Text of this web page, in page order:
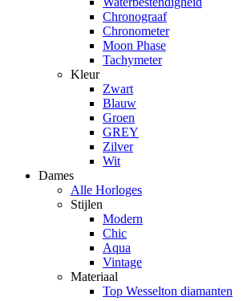
Chronograaf
Chronometer
Moon Phase
Tachymeter
Kleur
Zwart
Blauw
Groen
GREY
Zilver
Wit
Dames
Alle Horloges
Stijlen
Modern
Chic
Aqua
Vintage
Materiaal
Top Wesselton diamanten